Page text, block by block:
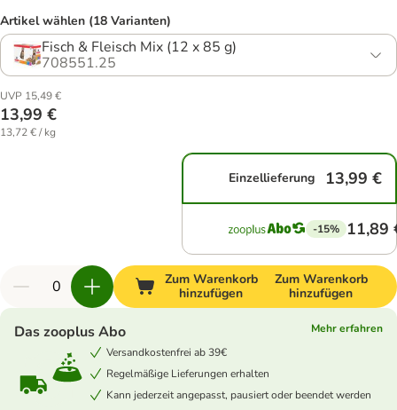
Artikel wählen (18 Varianten)
Fisch & Fleisch Mix (12 x 85 g)
708551.25
UVP 15,49 €
13,99 €
13,72 € / kg
Einzellieferung 13,99 €
-15% 11,89
Zum Warenkorb
hinzufügen
Zum Warenkorb
hinzufügen
Das zooplus Abo
Mehr erfahren
Versandkostenfrei ab 39€
Regelmäßige Lieferungen erhalten
Kann jederzeit angepasst, pausiert oder beendet werden